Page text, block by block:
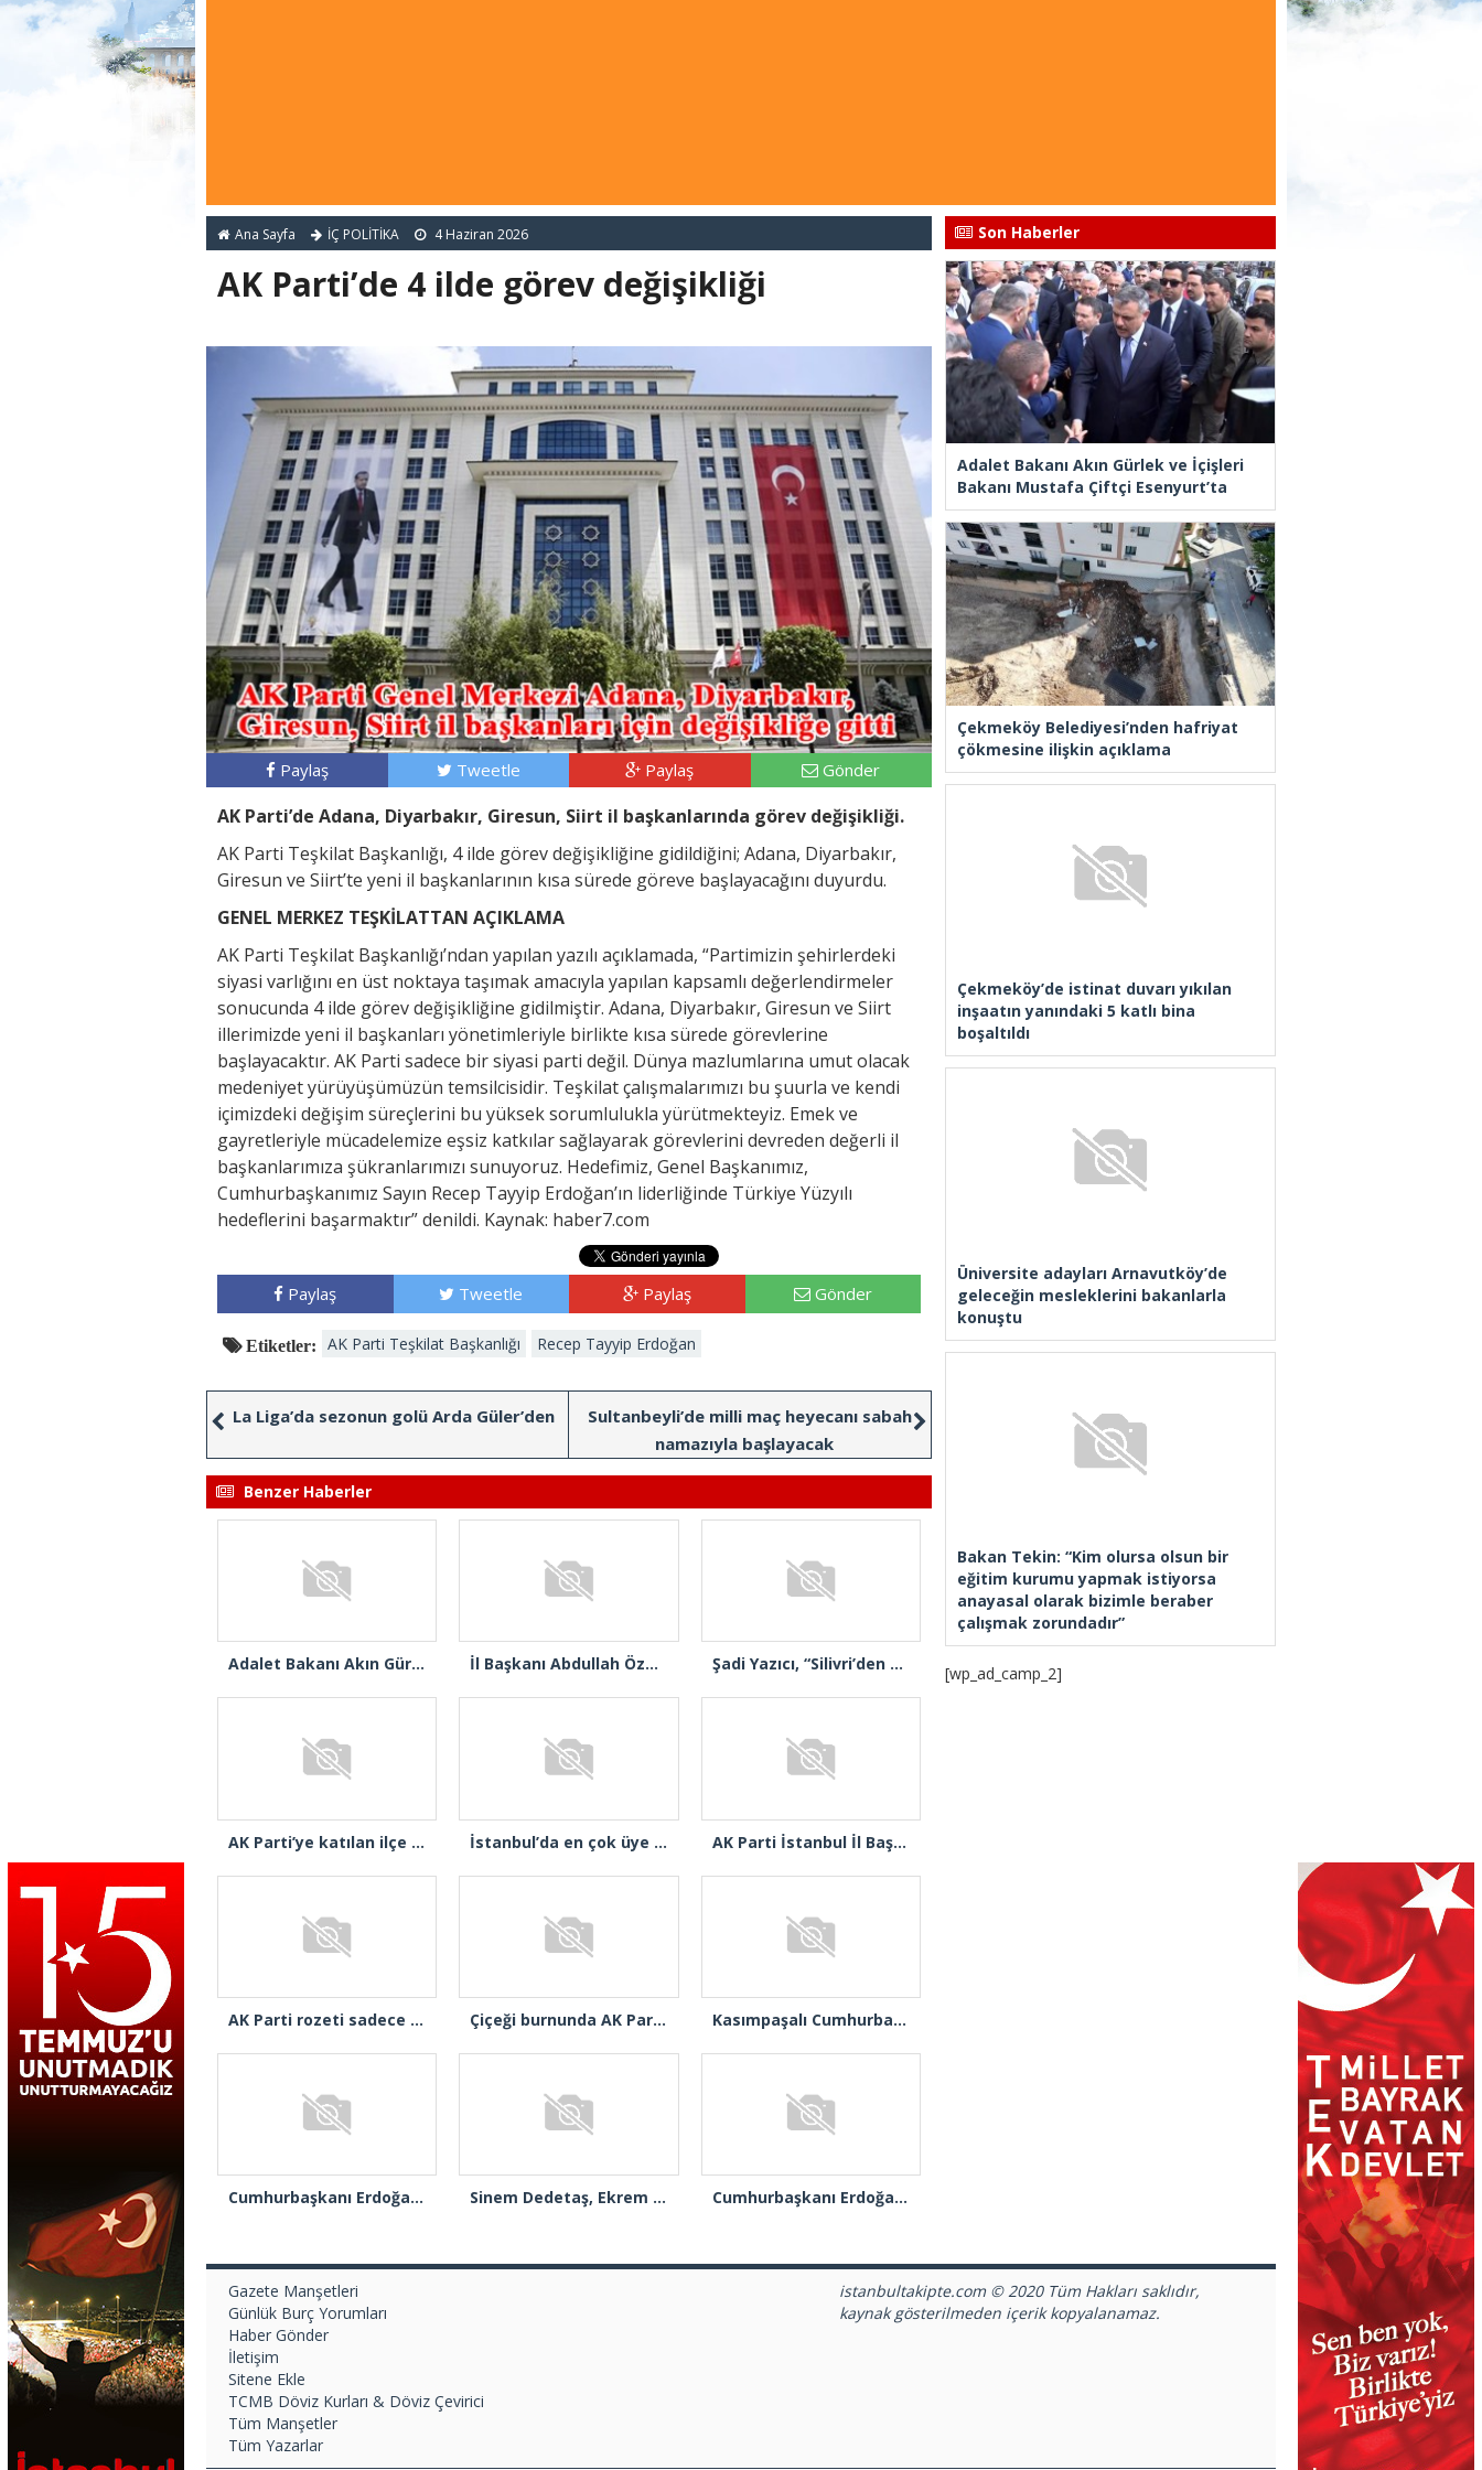
Ana Sayfa İÇ POLİTİKA 4 Haziran 2026
AK Parti’de 4 ilde görev değişikliği
Paylaş Tweetle Paylaş Gönder
AK Parti’de Adana, Diyarbakır, Giresun, Siirt il başkanlarında görev değişikliği.
AK Parti Teşkilat Başkanlığı, 4 ilde görev değişikliğine gidildiğini; Adana, Diyarbakır,
Giresun ve Siirt’te yeni il başkanlarının kısa sürede göreve başlayacağını duyurdu.
GENEL MERKEZ TEŞKİLATTAN AÇIKLAMA
AK Parti Teşkilat Başkanlığı’ndan yapılan yazılı açıklamada, “Partimizin şehirlerdeki
siyasi varlığını en üst noktaya taşımak amacıyla yapılan kapsamlı değerlendirmeler
sonucunda 4 ilde görev değişikliğine gidilmiştir. Adana, Diyarbakır, Giresun ve Siirt
illerimizde yeni il başkanları yönetimleriyle birlikte kısa sürede görevlerine
başlayacaktır. AK Parti sadece bir siyasi parti değil. Dünya mazlumlarına umut olacak
medeniyet yürüyüşümüzün temsilcisidir. Teşkilat çalışmalarımızı bu şuurla ve kendi
içimizdeki değişim süreçlerini bu yüksek sorumlulukla yürütmekteyiz. Emek ve
gayretleriyle mücadelemize eşsiz katkılar sağlayarak görevlerini devreden değerli il
başkanlarımıza şükranlarımızı sunuyoruz. Hedefimiz, Genel Başkanımız,
Cumhurbaşkanımız Sayın Recep Tayyip Erdoğan’ın liderliğinde Türkiye Yüzyılı
hedeflerini başarmaktır” denildi. Kaynak: haber7.com
Paylaş Tweetle Paylaş Gönder
Etiketler: AK Parti Teşkilat Başkanlığı Recep Tayyip Erdoğan
La Liga’da sezonun golü Arda Güler’den
Sultanbeyli’de milli maç heyecanı sabah
namazıyla başlayacak
Benzer Haberler
Adalet Bakanı Akın Gürlek ve İçişleri Bakanı Mustafa Çiftçi Esenyurt’ta İl Başkanı Abdullah Özdemir: “AK Parti’nin kapısı milletine hizmet etmek isteyen herkese açıktır” Şadi Yazıcı, “Silivri’den alınan talimatla hakkımda karalama kampanyası yürütülüyor”
AK Parti’ye katılan ilçe belediye başkanlarından İl Başkanı Özdemir’e ziyaret İstanbul’da en çok üye yapan ilçe başkanları beratlarını Cumhurbaşkanı Erdoğan’ın elinden aldı AK Parti İstanbul İl Başkanı Abdullah Özdemir’den Ertuğrul Özkök’e “Franco” tepkisi
AK Parti rozeti sadece yakaya mı takıldı, yoksa gönüle takılmadı mı? Çiçeği burnunda AK Parti’li Şile Belediye Başkan Vekili Sacit Terzi, teşkilatlarla piknikte buluştu Kasımpaşalı Cumhurbaşkanı Erdoğan’dan İstanbul üye birincisi Beyoğlu İlçe Başkanı Kasım Fırat’a plaket
Cumhurbaşkanı Erdoğan 2.’cilik plaketi verdiği Burak Çifci’den Ataşehir seçimlerini kazanma sözünü aldı Sinem Dedetaş, Ekrem İmamoğlu’nun kurbanı mı oldu? Cumhurbaşkanı Erdoğan: “Türkiye’nin açık ara birinci partisiyiz”
Son Haberler
Adalet Bakanı Akın Gürlek ve İçişleri
Bakanı Mustafa Çiftçi Esenyurt’ta
Çekmeköy Belediyesi’nden hafriyat
çökmesine ilişkin açıklama
Çekmeköy’de istinat duvarı yıkılan
inşaatın yanındaki 5 katlı bina
boşaltıldı
Üniversite adayları Arnavutköy’de
geleceğin mesleklerini bakanlarla
konuştu
Bakan Tekin: “Kim olursa olsun bir
eğitim kurumu yapmak istiyorsa
anayasal olarak bizimle beraber
çalışmak zorundadır”
[wp_ad_camp_2]
Gazete Manşetleri
Günlük Burç Yorumları
Haber Gönder
İletişim
Sitene Ekle
TCMB Döviz Kurları & Döviz Çevirici
Tüm Manşetler
Tüm Yazarlar
istanbultakipte.com © 2020 Tüm Hakları saklıdır,
kaynak gösterilmeden içerik kopyalanamaz.